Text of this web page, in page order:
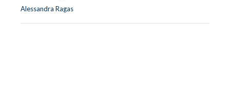
Alessandra Ragas